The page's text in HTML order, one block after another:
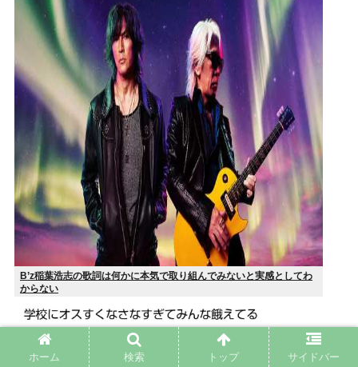
B’z稲葉浩志の歌詞は何かに本気で取り組んでみないと実感としてわ
からない
ホーム 検索 トップ サイドバー